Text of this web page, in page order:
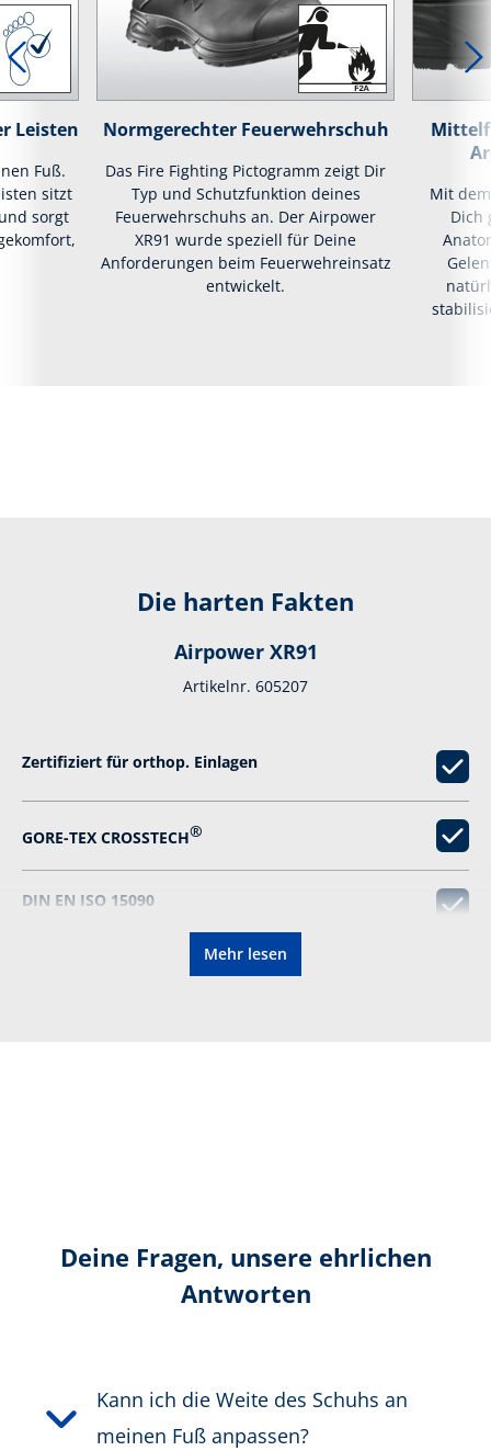
Leisten
Fuß.
sitzt
sorgt
Normgerechter Feuerwehrschuh
Das Fire Fighting Pictogramm zeigt Dir
Typ und Schutzfunktion deines
Feuerwehrschuhs an. Der Airpower
XR91 wurde speziell für Deine
Anforderungen beim Feuerwehreinsatz
entwickelt.
Mit
Dich
Die harten Fakten
Airpower XR91
Artikelnr. 605207
Zertifiziert für orthop. Einlagen
GORE-TEX CROSSTECH®
DIN EN ISO 15090
Leder
Schutzklasse:
Mehr lesen
Deine Fragen, unsere ehrlichen
Antworten
Kann ich die Weite des Schuhs an
meinen Fuß anpassen?